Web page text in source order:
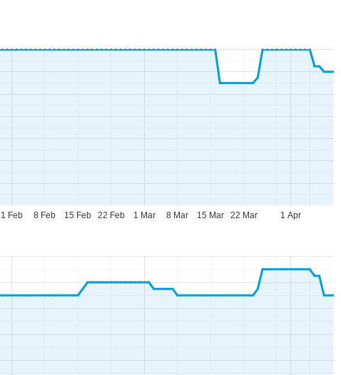
1 Feb 1 Mar 1 Apr
8 Feb 15 Feb 22 Feb 8 Mar 15 Mar 22 Mar